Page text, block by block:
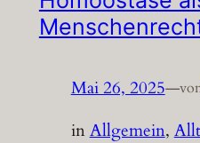
Mai 26, 2025—
inAllgemein,